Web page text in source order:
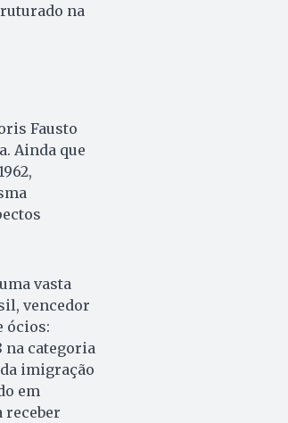
na
Fausto
Ainda que
vasta
vencedor
ócios:
na categoria
imigração
em
receber